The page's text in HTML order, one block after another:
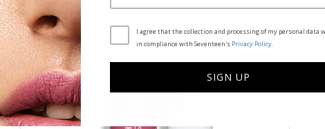
I agree that the collection and processing of my personal data
in compliance with Seventeen's Privacy Policy.
SIGN UP